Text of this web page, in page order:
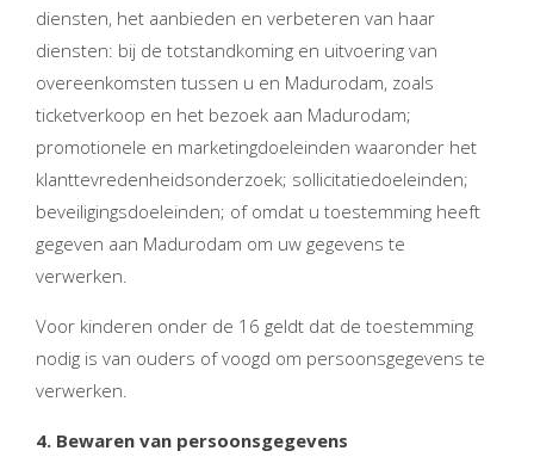
diensten, het aanbieden en verbeteren van haar
diensten: bij de totstandkoming en uitvoering van
overeenkomsten tussen u en Madurodam, zoals
ticketverkoop en het bezoek aan Madurodam;
promotionele en marketingdoeleinden waaronder het
klanttevredenheidsonderzoek; sollicitatiedoeleinden;
beveiligingsdoeleinden; of omdat u toestemming heeft
gegeven aan Madurodam om uw gegevens te
verwerken.
Voor kinderen onder de 16 geldt dat de toestemming
nodig is van ouders of voogd om persoonsgegevens te
verwerken.
4. Bewaren van persoonsgegevens